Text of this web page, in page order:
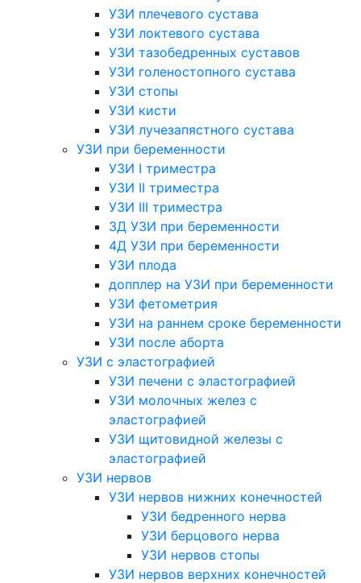
УЗИ плечевого сустава
УЗИ локтевого сустава
УЗИ тазобедренных суставов
УЗИ голеностопного сустава
УЗИ стопы
УЗИ кисти
УЗИ лучезапястного сустава
УЗИ при беременности
УЗИ I триместра
УЗИ II триместра
УЗИ III триместра
3Д УЗИ при беременности
4Д УЗИ при беременности
УЗИ плода
допплер на УЗИ при беременности
УЗИ фетометрия
УЗИ на раннем сроке беременности
УЗИ после аборта
УЗИ с эластографией
УЗИ печени с эластографией
УЗИ молочных желез с
эластографией
УЗИ щитовидной железы с
эластографией
УЗИ нервов
УЗИ нервов нижних конечностей
УЗИ бедренного нерва
УЗИ берцового нерва
УЗИ нервов стопы
УЗИ нервов верхних конечностей